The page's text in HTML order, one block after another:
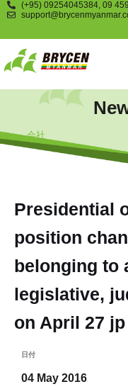
(+95) 09254045384, 09
会社
Presidential
position
belonging to
legislative,
on April 27 jp
日付
04 May 2016